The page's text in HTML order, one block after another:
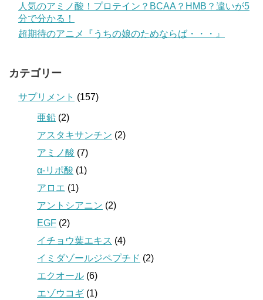
人気のアミノ酸！プロテイン？BCAA？HMB？違いが5
分で分かる！
超期待のアニメ『うちの娘のためならば・・・』
カテゴリー
サプリメント (157)
亜鉛 (2)
アスタキサンチン (2)
アミノ酸 (7)
α-リポ酸 (1)
アロエ (1)
アントシアニン (2)
EGF (2)
イチョウ葉エキス (4)
イミダゾールジペプチド (2)
エクオール (6)
エゾウコギ (1)